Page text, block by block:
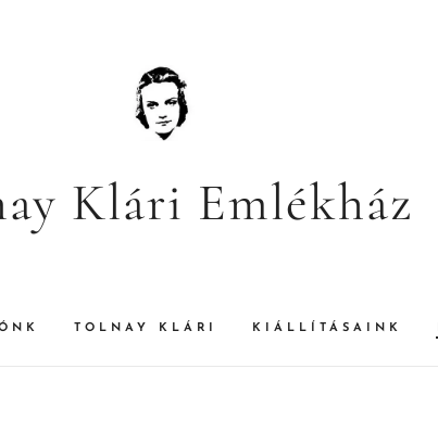
Klári Emlékház
TOLNAY KLÁRI KIÁLLÍTÁSAINK